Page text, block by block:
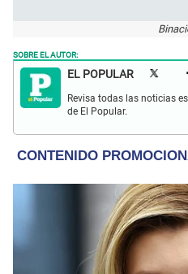
SOBRE EL AUTOR:
EL POPULAR
Revisa todas las noticias
de El Popular.